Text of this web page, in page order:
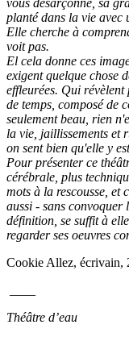
vous désarçonne, sa
planté dans la vie avec
Elle cherche à
voit pas.
El cela donne ces
exigent quelque chose
effleurées. Qui
de temps, composé de
seulement beau, rien
la vie, jaillissements et
on sent bien qu'elle y
Pour présenter ce
cérébrale, plus
mots à la rescousse, et
aussi - sans convoquer
définition, se suffit à
regarder ses oeuvres
Cookie Allez, écrivain,
Théâtre d’eau